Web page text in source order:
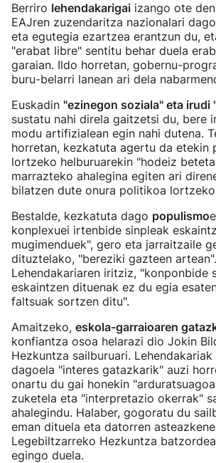
Berriro lehendakarigai izango ote
EAJren zuzendaritza nazionalari
eta egutegia ezartzea erantzun du,
"erabat libre" sentitu behar duela
garaian. Ildo horretan, gobernu-
buru-belarri lanean ari dela
Euskadin "ezinegon soziala" eta
sustatu nahi direla gaitzetsi du, bere
modu artifizialean egin nahi dutena.
horretan, kezkatuta agertu da etekin
lortzeko helburuarekin "hodeiz
marrazteko ahalegina egiten ari
bilatzen dute onura politikoa
Bestalde, kezkatuta dago populismo
konplexuei irtenbide sinpleak
mugimenduek", gero eta jarraitzaile
dituztelako, "bereziki gazteen artean".
Lehendakariaren iritziz, "konponbide
eskaintzen dituenak ez du egia
faltsuak sortzen ditu".
Amaitzeko, eskola-garraioaren
konfiantza osoa helarazi dio Jokin
Hezkuntza sailburuari. Lehendakariak
dagoela "interes gatazkarik" auzi
onartu du gai honekin
zuketela eta "interpretazio okerrak"
ahalegindu. Halaber, gogoratu du
eman dituela eta datorren
Legebiltzarreko Hezkuntza
egingo duela.